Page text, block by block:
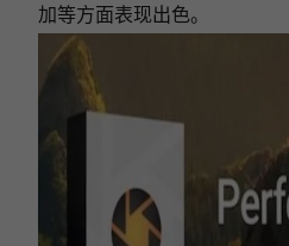
加等方面表现出色。